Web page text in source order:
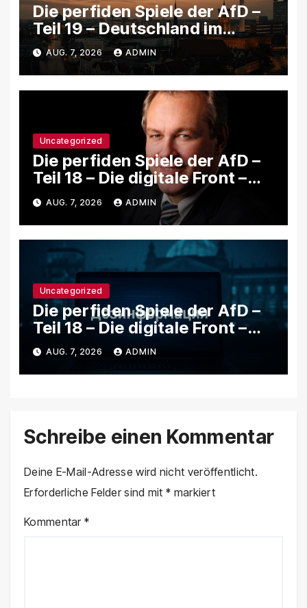
Die perfiden Spiele der AfD –
Teil 19 – Deutschland im
Informationskrieg: Wie die
AfD jede Krise benutzt, um
das System zu schwächen
AUG. 7, 2026 ADMIN
Uncategorized
Die perfiden Spiele der AfD –
Teil 18 – Die digitale Front –
Wie rechte Netzwerke,
Trollfarmen und Bots Putins
Agenda in Deutschland
verstärken
AUG. 7, 2026 ADMIN
Uncategorized
Die perfiden Spiele der AfD –
Teil 18 – Die digitale Front –
Wie rechte Netzwerke,
Trollfarmen und Bots Putins
Agenda in Deutschland
AUG. 7, 2026 ADMIN
Schreibe einen Kommentar
Deine E-Mail-Adresse wird nicht veröffentlicht.
Erforderliche Felder sind mit* markiert
Kommentar*